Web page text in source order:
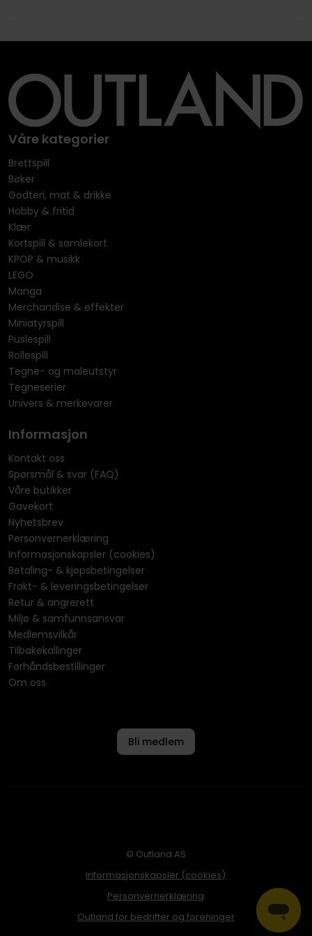
Våre kategorier
Brettspill
Bøker
Godteri, mat & drikke
Hobby & fritid
Klær
Kortspill & samlekort
KPOP & musikk
LEGO
Manga
Merchandise & effekter
Miniatyrspill
Puslespill
Rollespill
Tegne- og maleutstyr
Tegneserier
Univers & merkevarer
Informasjon
Kontakt oss
Spørsmål & svar (FAQ)
Våre butikker
Gavekort
Nyhetsbrev
Personvernerklæring
Informasjonskapsler (cookies)
Betaling- & kjøpsbetingelser
Frakt- & leveringsbetingelser
Retur & angrerett
Miljø & samfunnsansvar
Medlemsvilkår
Tilbakekallinger
Forhåndsbestillinger
Om oss
Bli medlem
© Outland AS
Informasjonskapsler (cookies)
Personvernerklæring
Outland for bedrifter og foreninger